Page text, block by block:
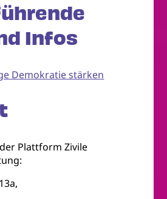
Infos
Demokratie stärken
Plattform Zivile